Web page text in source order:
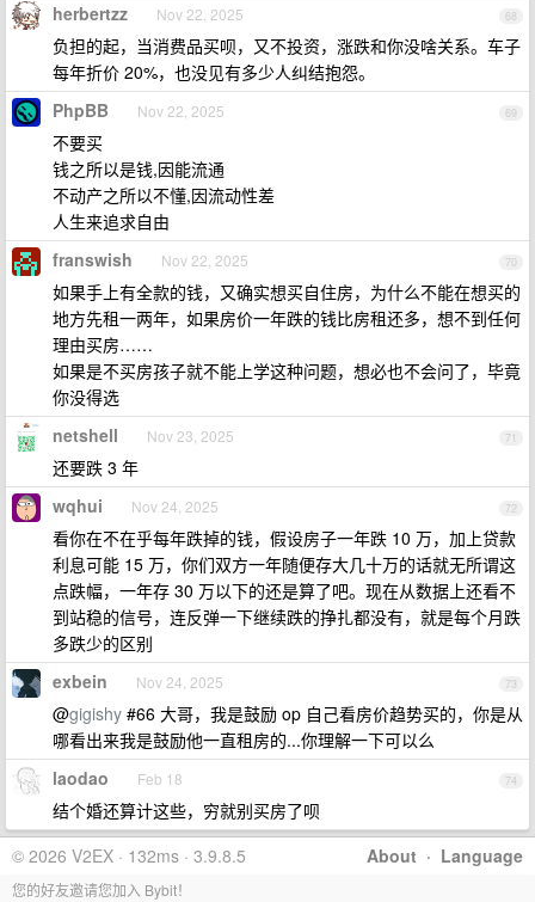
68
herbertzz Nov 22, 2025
负担的起，当消费品买呗，又不投资，涨跌和你没啥关系。车子
每年折价 20%，也没见有多少人纠结抱怨。
69
PhpBB Nov 22, 2025
不要买
钱之所以是钱,因能流通
不动产之所以不懂,因流动性差
人生来追求自由
70
franswish Nov 22, 2025
如果手上有全款的钱，又确实想买自住房，为什么不能在想买的
地方先租一两年，如果房价一年跌的钱比房租还多，想不到任何
理由买房……
如果是不买房孩子就不能上学这种问题，想必也不会问了，毕竟
你没得选
71
netshell Nov 23, 2025
还要跌 3 年
72
wqhui Nov 24, 2025
看你在不在乎每年跌掉的钱，假设房子一年跌 10 万，加上贷款
利息可能 15 万，你们双方一年随便存大几十万的话就无所谓这
点跌幅，一年存 30 万以下的还是算了吧。现在从数据上还看不
到站稳的信号，连反弹一下继续跌的挣扎都没有，就是每个月跌
多跌少的区别
73
exbein Nov 24, 2025
@gigishy #66 大哥，我是鼓励 op 自己看房价趋势买的，你是从
哪看出来我是鼓励他一直租房的...你理解一下可以么
74
laodao Feb 18
结个婚还算计这些，穷就别买房了呗
About · Language
© 2026 V2EX · 132ms · 3.9.8.5
您的好友邀请您加入 Bybit！